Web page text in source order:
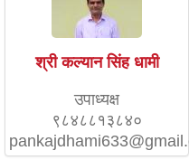
श्री कल्यान सिंह धामी
उपाध्यक्ष
९८४८८१३८४०